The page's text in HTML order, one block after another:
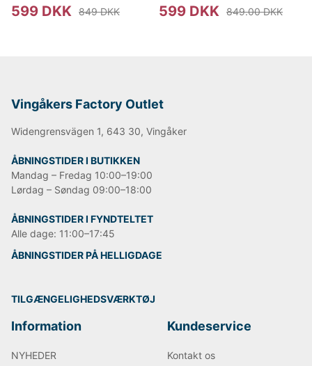
599 DKK 849 DKK 599 DKK 849.00 DKK
Vingåkers Factory Outlet
Widengrensvägen 1, 643 30, Vingåker
ÅBNINGSTIDER I BUTIKKEN
Mandag – Fredag 10:00–19:00
Lørdag – Søndag 09:00–18:00
ÅBNINGSTIDER I FYNDTELTET
Alle dage: 11:00–17:45
ÅBNINGSTIDER PÅ HELLIGDAGE
TILGÆNGELIGHEDSVÆRKTØJ
Information
NYHEDER
Kundeservice
Kontakt os